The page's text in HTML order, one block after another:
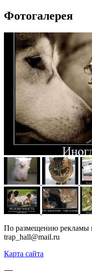
Фотогалерея
По размещению рекламы
trap_hall@mail.ru
Карта сайта